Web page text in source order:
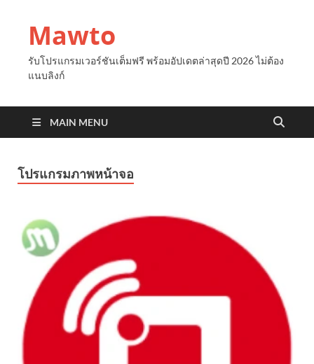
Mawto
รับโปรแกรมเวอร์ชันเต็มฟรี พร้อมอัปเดตล่าสุดปี 2026 ไม่ต้อง
แนบลิงก์
MAIN MENU
โปรแกรมภาพหน้าจอ